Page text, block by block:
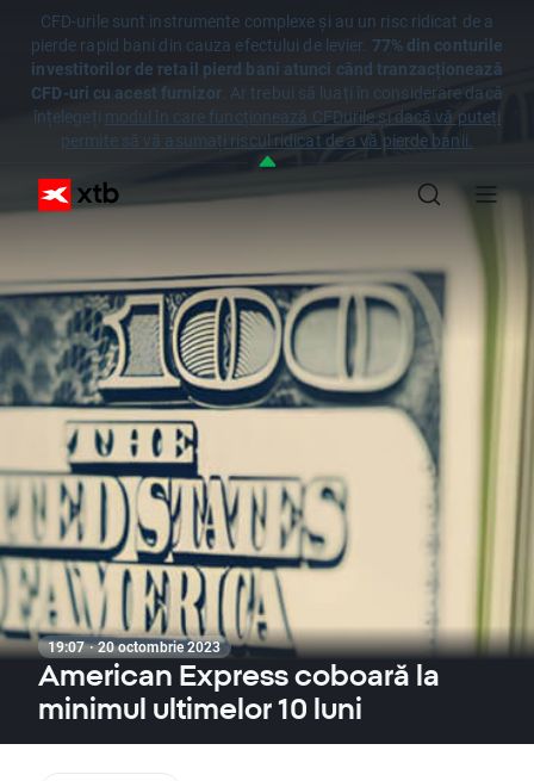
CFD-urile sunt instrumente complexe și au un risc ridicat de a
pierde rapid bani din cauza efectului de levier. 77% din conturile
investitorilor de retail pierd bani atunci când tranzacționează
CFD-uri cu acest furnizor. Ar trebui să luați în considerare dacă
înțelegeți modul în care funcționează CFDurile și dacă vă puteți
permite să vă asumați riscul ridicat de a vă pierde banii.
19:07 · 20 octombrie 2023
American Express coboară la
minimul ultimelor 10 luni